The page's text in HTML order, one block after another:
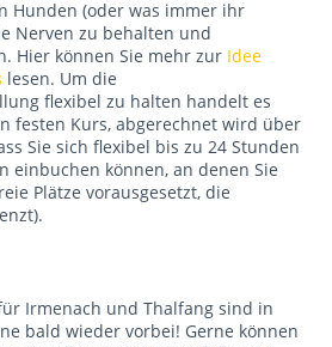
Hunden (oder was immer ihr
Nerven zu behalten und
Hier können Sie mehr zur Idee
lesen. Um die
flexibel zu halten handelt es
festen Kurs, abgerechnet wird über
Sie sich flexibel bis zu 24 Stunden
einbuchen können, an denen Sie
Plätze vorausgesetzt, die
Irmenach und Thalfang sind in
bald wieder vorbei! Gerne können